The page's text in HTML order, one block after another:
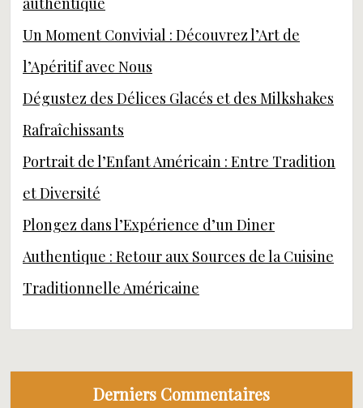
Un Moment Convivial : Découvrez l’Art de
l’Apéritif avec Nous
Dégustez des Délices Glacés et des Milkshakes
Rafraîchissants
Portrait de l’Enfant Américain : Entre Tradition
et Diversité
Plongez dans l’Expérience d’un Diner
Authentique : Retour aux Sources de la Cuisine
Traditionnelle Américaine
Derniers Commentaires